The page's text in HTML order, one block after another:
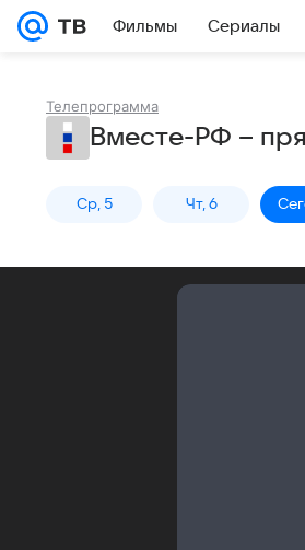
Фильмы Сериалы
Телепрограмма
Вместе-РФ –
Ср, 5 Чт, 6